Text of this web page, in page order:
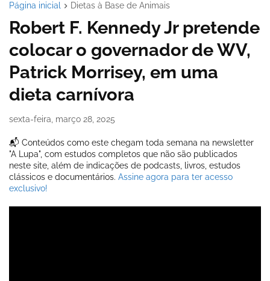
Página inicial Dietas à Base de Animais
Robert F. Kennedy Jr pretende
colocar o governador de WV,
Patrick Morrisey, em uma
dieta carnívora
sexta-feira, março 28, 2025
📬 Conteúdos como este chegam toda semana na newsletter
"A Lupa", com estudos completos que não são publicados
neste site, além de indicações de podcasts, livros, estudos
clássicos e documentários. Assine agora para ter acesso
exclusivo!